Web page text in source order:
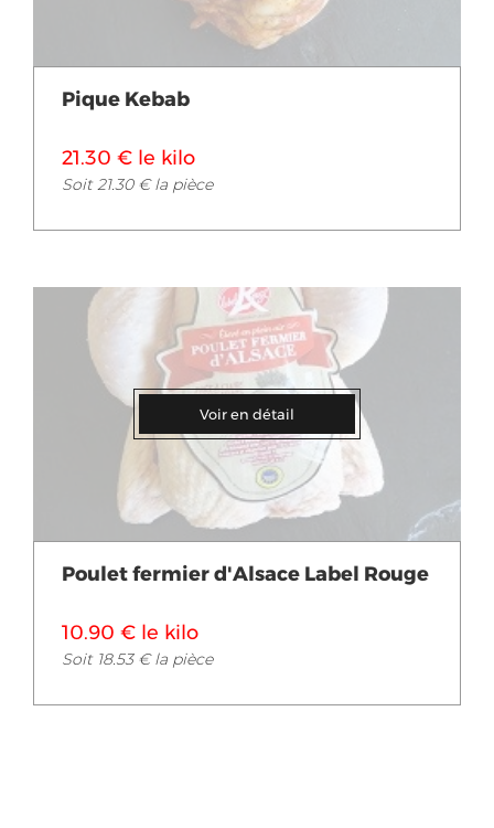
Pique Kebab
21.30 € le kilo
Soit 21.30 € la pièce
Voir en détail
Poulet fermier d'Alsace Label Rouge
10.90 € le kilo
Soit 18.53 € la pièce